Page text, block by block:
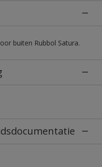
buiten Rubbol Satura.